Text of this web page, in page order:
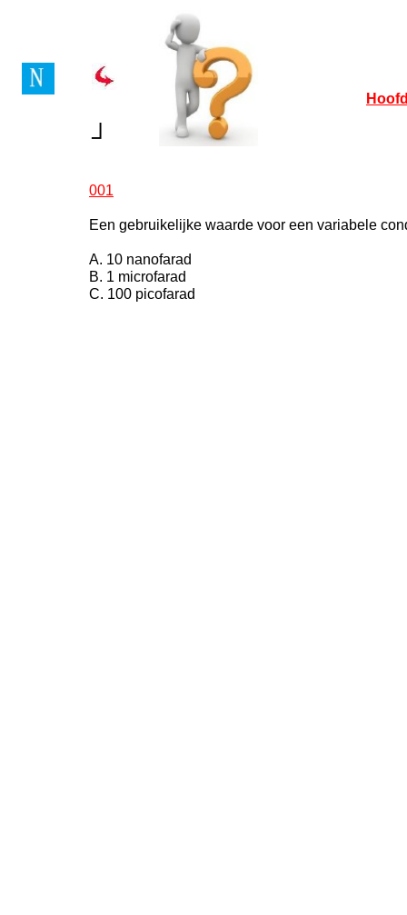
001
Een gebruikelijke waarde voor een variabele
A. 10 nanofarad
B. 1 microfarad
C. 100 picofarad
┘